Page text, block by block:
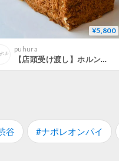
¥5,800
puhura
【店頭受け渡し】ホルンのナポレオンパイ 白桃《11:00〜18:00》
谷 #ナポレオンパイ